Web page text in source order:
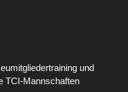
und
TCI-Mannschaften